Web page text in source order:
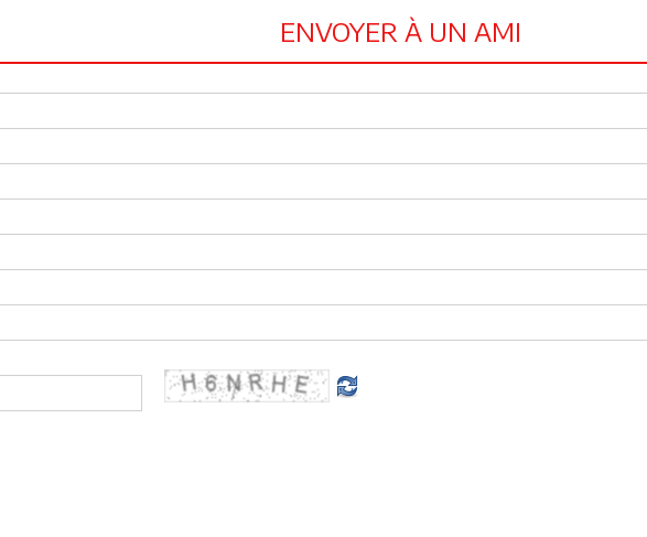
ENVOYER À UN AMI